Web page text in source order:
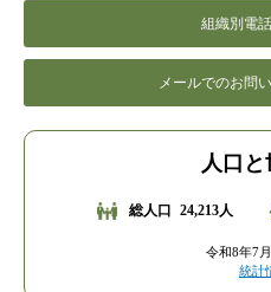
組織別電
メールでのお問
人口
総人口 24,213人
令和8年7
統計